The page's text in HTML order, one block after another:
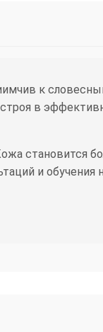
к
в
становится
и